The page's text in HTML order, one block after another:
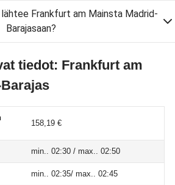
Frankfurt am Mainsta Madrid-
Barajasaan?
tiedot: Frankfurt am
158,19 €
min.. 02:30 / max.. 02:50
min.. 02:35/ max.. 02:45